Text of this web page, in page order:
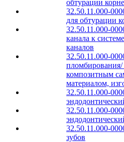
обтурации
32.50.11.000-
для обтурации
32.50.11.000-
канала к
каналов
32.50.11.000-
пломбирования/
композитным
материалом,
32.50.11.000-
32.50.11.000-
32.50.11.000-
зубов